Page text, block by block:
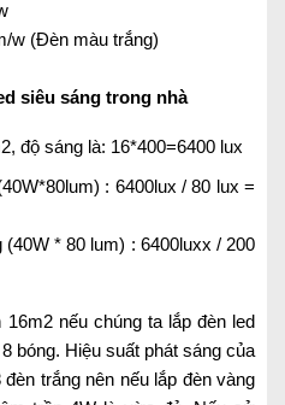
w (Đèn màu trắng)
siêu sáng trong nhà
độ sáng là: 16*400=6400 lux
: 6400lux / 80 lux =
(40W * 80 lum) : 6400luxx / 200
nếu chúng ta lắp đèn led
bóng. Hiệu suất phát sáng của
trắng nên nếu lắp đèn vàng